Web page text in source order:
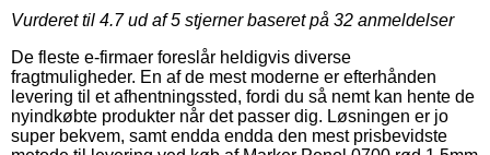
Vurderet til 4.7ud af 5 stjerner baseret på 32 anmeldelser
De fleste e-firmaer foreslår heldigvis diverse
fragtmuligheder. En af de mest moderne er efterhånden
levering til et afhentningssted, fordi du så nemt kan hente de
nyindkøbte produkter når det passer dig. Løsningen er jo
super bekvem, samt endda endda den mest prisbevidste